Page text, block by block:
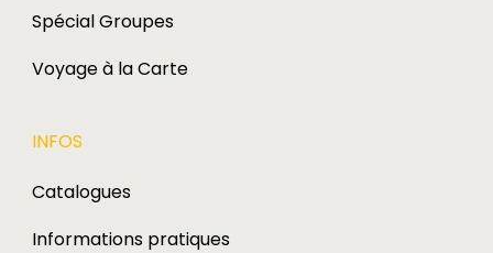
Spécial Groupes
Voyage à la Carte
INFOS
Catalogues
Informations pratiques